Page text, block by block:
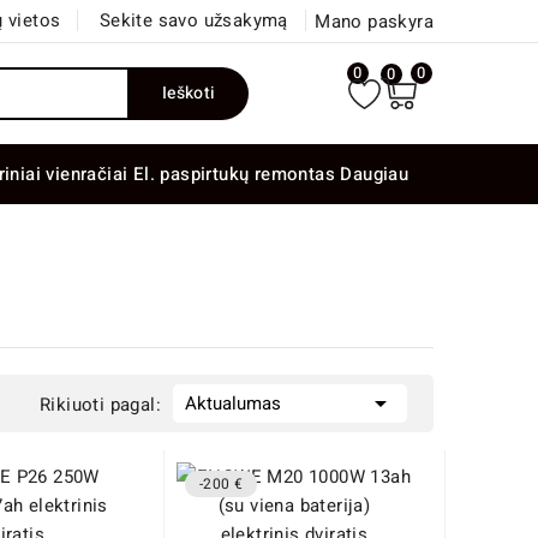
vietos Sekite savo užsakymą Mano paskyra
Ieškoti
0 0 0
vienračiai El. paspirtukų remontas Daugiau
Rikiuoti pagal: Aktualumas 
-200 €